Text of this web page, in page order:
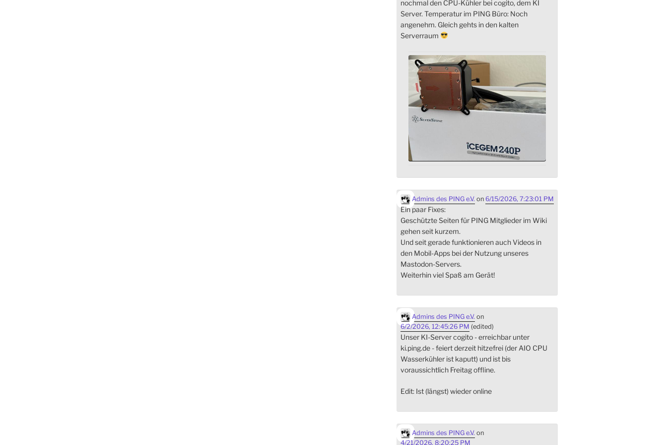
nochmal den CPU-Kühler bei cogito, dem KI
Server. Temperatur im PING Büro: Noch
angenehm. Gleich gehts in den kalten
Serverraum
Admins des PING e.V. on 6/15/2026, 7:23:01 PM
Ein paar Fixes:
Geschützte Seiten für PING Mitglieder im Wiki
gehen seit kurzem.
Und seit gerade funktionieren auch Videos in
den Mobil-Apps bei der Nutzung unseres
Mastodon-Servers.
Weiterhin viel Spaß am Gerät!
Admins des PING e.V. on
6/2/2026, 12:45:26 PM (edited)
Unser KI-Server cogito - erreichbar unter
ki.ping.de - feiert derzeit hitzefrei (der AIO CPU
Wasserkühler ist kaputt) und ist bis
voraussichtlich Freitag offline.
Edit: Ist (längst) wieder online
Admins des PING e.V. on
4/21/2026, 8:20:25 PM